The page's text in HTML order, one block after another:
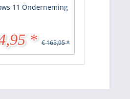
11 Onderneming
* € 165,95 *